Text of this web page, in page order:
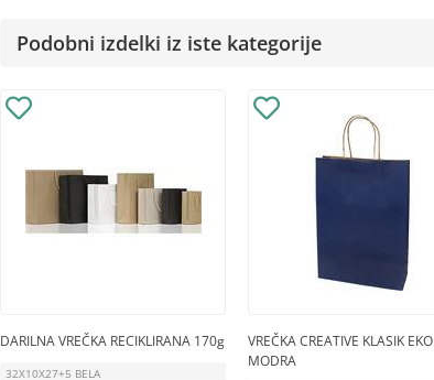
Podobni izdelki iz iste kategorije
DARILNA VREČKA RECIKLIRANA 170g
32X10X27+5 BELA
VREČKA CREATIVE KLASIK EKO
MODRA